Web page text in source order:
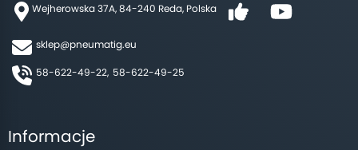
Wejherowska 37A, 84-240 Reda, Polska
sklep@pneumatig.eu
58-622-49-22, 58-622-49-25
Informacje